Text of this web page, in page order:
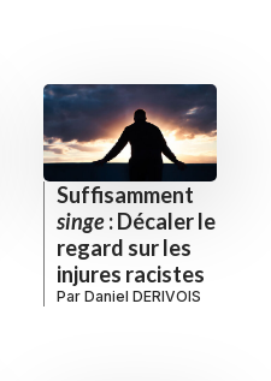
Suffisamment
singe: Décaler le
regard sur les
injures racistes
Par Daniel DERIVOIS